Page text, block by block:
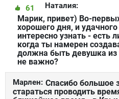
Наталия:
61
Марик, привет) Во-
хорошего дня, и
интересно узнать - есть
когда ты намерен
должна быть девушка из
не важно?
Марлен: Спасибо большое
стараться проводить